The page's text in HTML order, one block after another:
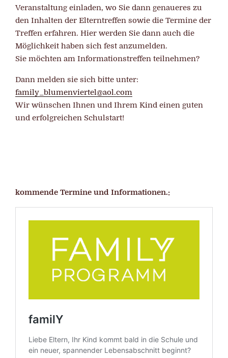
Veranstaltung einladen, wo Sie dann genaueres zu
den Inhalten der Elterntreffen sowie die Termine der
Treffen erfahren. Hier werden Sie dann auch die
Möglichkeit haben sich fest anzumelden.
Sie möchten am Informationstreffen teilnehmen?
Dann melden sie sich bitte unter:
family_blumenviertel@aol.com
Wir wünschen Ihnen und Ihrem Kind einen guten
und erfolgreichen Schulstart!
kommende Termine und Informationen.: